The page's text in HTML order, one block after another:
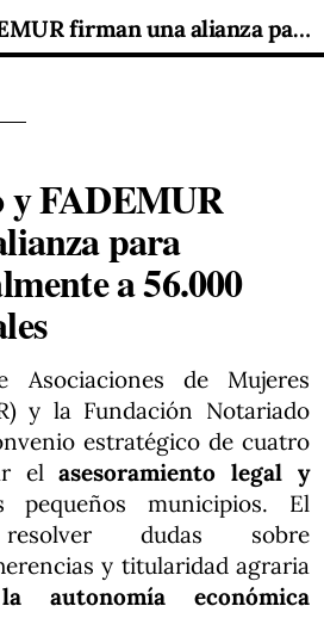
El Notariado y FADEMUR firman una alianza para asesorar legalmente a 56.000 mujeres rurales
FADEMUR
para
a 56.000
Asociaciones de Mujeres
y la Fundación Notariado
estratégico de cuatro
elasesoramiento legal y
municipios. El
dudas sobre
y titularidad agraria
autonomía económica